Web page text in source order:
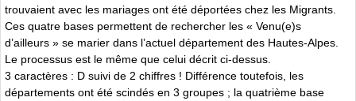
trouvaient avec les mariages ont été déportées chez les Migrants.
Ces quatre bases permettent de rechercher les « Venu(e)s
d’ailleurs » se marier dans l’actuel département des Hautes-Alpes.
Le processus est le même que celui décrit ci-dessus.
3 caractères : D suivi de 2 chiffres ! Différence toutefois, les
départements ont été scindés en 3 groupes ; la quatrième base